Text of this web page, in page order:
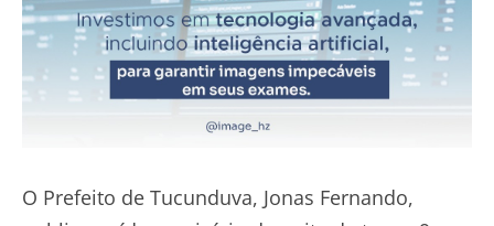
O Prefeito de Tucunduva, Jonas Fernando,